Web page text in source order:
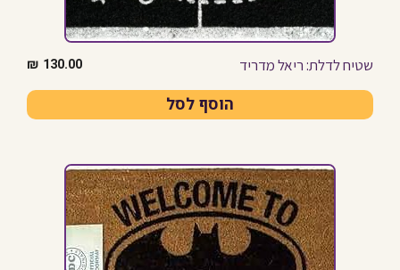
שטיח לדלת: ריאל מדריד 130.00
₪
הוסף לסל